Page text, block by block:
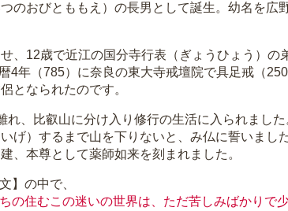
のおびとももえ）の長男として誕生。幼名を広
、12歳で近江の国分寺行表（ぎょうひょう）の
4年（785）に奈良の東大寺戒壇院で具足戒（
となられたのです。
、比叡山に分け入り修行の生活に入られまし
げ）するまで山を下りないと、み仏に誓いまし
、本尊として薬師如来を刻まれました。
】の中で、
ちの住むこの迷いの世界は、ただ苦しみばかりで